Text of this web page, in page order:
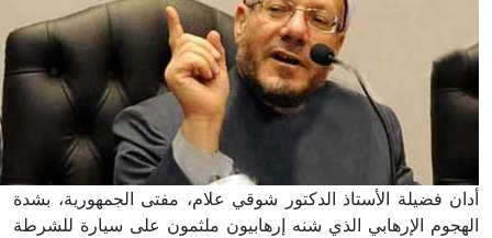
أدان فضيلة الأستاذ الدكتور شوقي علام، مفتى الجمهورية، بشدة
الهجوم الإرهابي الذي شنه إرهابيون ملثمون على سيارة للشرطة